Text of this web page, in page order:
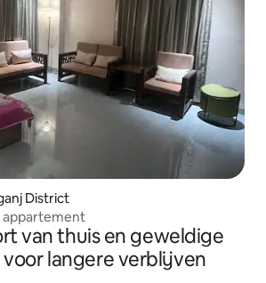
District
appartement
van thuis en geweldige
langere verblijven